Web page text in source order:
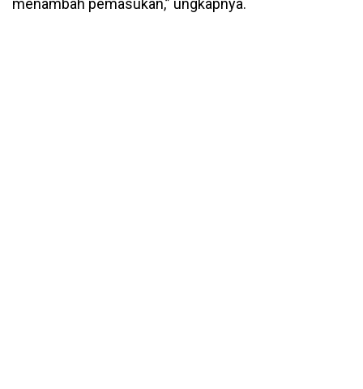
menambah pemasukan,” ungkapnya.